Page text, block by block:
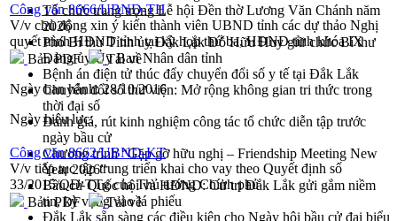
Tổ chức trang trọng Lễ hội Đền thờ Lương Văn Chánh năm
2026
Phó Bí thư Tỉnh ủy Đắk Lắk Đỗ Hữu Huy giữ chức Bí thư
Đảng ủy Ủy Ban Nhân dân tỉnh
Bệnh án điện tử thúc đẩy chuyển đổi số y tế tại Đắk Lắk
Chuyển đổi số thư viện: Mở rộng không gian tri thức trong
thời đại số
Đánh giá, rút kinh nghiệm công tác tổ chức diễn tập trước
ngày bầu cử
Chương trình “Gặp gỡ hữu nghị – Friendship Meeting New
Year 2026”
Bầu cử Quốc hội và HĐND: Cử tri Đắk Lắk gửi gắm niềm
tin, kỳ vọng vào lá phiếu
Đắk Lắk sẵn sàng các điều kiện cho Ngày hội bầu cử đại biểu
Công văn 8666/UBND-TH
V/v chủ động xin ý kiến thành viên UBND tỉnh các dự thảo Nghị
quyết trình HĐND tỉnh tại kỳ họp thứ ba, HĐND tỉnh khóa IX
Bản PDF
Tải về
Ngày ban hành:28/10/2016
Ngày hiệu lực:
Công văn 8662/UBND-KT
V/v tiếp tục tập trung triển khai cho vay theo Quyết định số
33/2015/QĐ-TTg của Thủ tướng Chính phủ
Bản PDF
Tải về